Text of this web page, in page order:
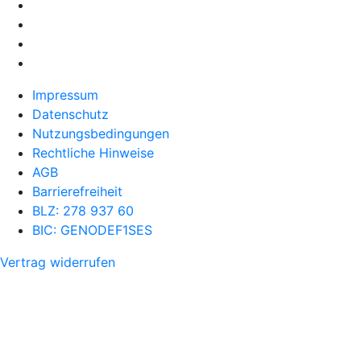
Impressum
Datenschutz
Nutzungsbedingungen
Rechtliche Hinweise
AGB
Barrierefreiheit
BLZ: 278 937 60
BIC: GENODEF1SES
Vertrag widerrufen